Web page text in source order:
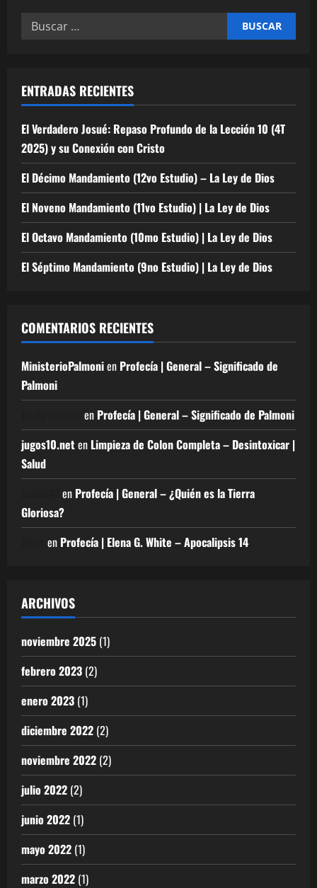
Buscar:
ENTRADAS RECIENTES
El Verdadero Josué: Repaso Profundo de la Lección 10 (4T
2025) y su Conexión con Cristo
El Décimo Mandamiento (12vo Estudio) – La Ley de Dios
El Noveno Mandamiento (11vo Estudio) | La Ley de Dios
El Octavo Mandamiento (10mo Estudio) | La Ley de Dios
El Séptimo Mandamiento (9no Estudio) | La Ley de Dios
COMENTARIOS RECIENTES
MinisterioPalmonien Profecía | General – Significado de
Palmoni
en Profecía | General – Significado de Palmoni
jugos10.neten Limpieza de Colon Completa – Desintoxicar |
Salud
en Profecía | General – ¿Quién es la Tierra
Gloriosa?
en Profecía | Elena G. White – Apocalipsis 14
ARCHIVOS
noviembre 2025 (1)
febrero 2023 (2)
enero 2023 (1)
diciembre 2022 (2)
noviembre 2022 (2)
julio 2022 (2)
junio 2022 (1)
mayo 2022 (1)
marzo 2022 (1)